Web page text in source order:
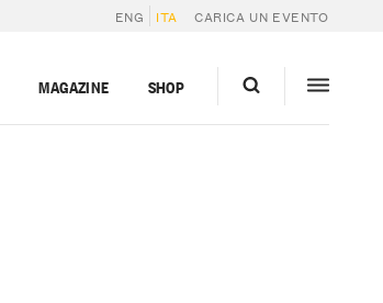
ENG ITA CARICA UN EVENTO
MAGAZINE SHOP